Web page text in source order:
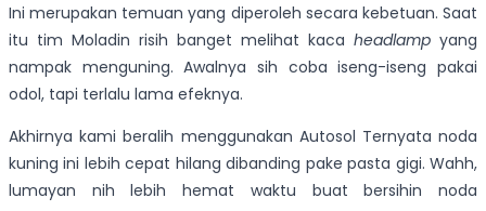
Ini merupakan temuan yang diperoleh secara kebetuan. Saat
itu tim Moladin risih banget melihat kaca headlamp yang
nampak menguning. Awalnya sih coba iseng-iseng pakai
odol, tapi terlalu lama efeknya.
Akhirnya kami beralih menggunakan Autosol Ternyata noda
kuning ini lebih cepat hilang dibanding pake pasta gigi. Wahh,
lumayan nih lebih hemat waktu buat bersihin noda